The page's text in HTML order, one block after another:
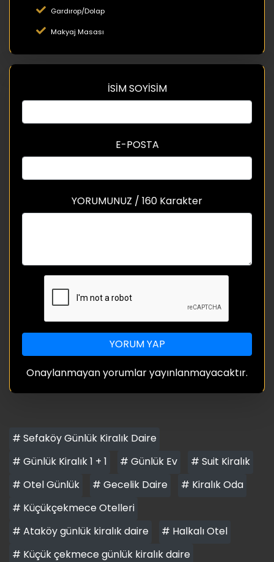
Gardırop/Dolap
Makyaj Masası
İSİM SOYİSİM
E-POSTA
YORUMUNUZ / 160 Karakter
YORUM YAP
Onaylanmayan yorumlar yayınlanmayacaktır.
# Sefaköy Günlük Kiralık Daire
# Günlük Kiralık 1 + 1
# Günlük Ev
# Suit Kiralık
# Otel Günlük
# Gecelik Daire
# Kiralık Oda
# Küçükçekmece Otelleri
# Ataköy günlük kiralık daire
# Halkalı Otel
# Küçük çekmece günlük kiralık daire